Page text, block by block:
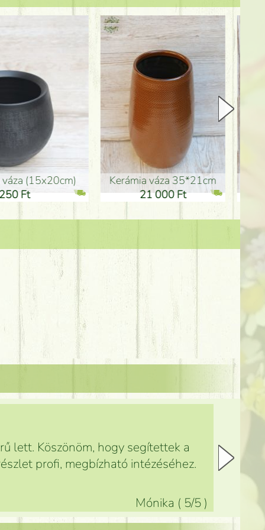
Kerámia váza 35*21cm
21 000 Ft
ballagó fiú fa betűző
1 300 Ft
lett. Köszönöm, hogy segítettek a
profi, megbízható intézéséhez.
Mónika ( 5/5 )